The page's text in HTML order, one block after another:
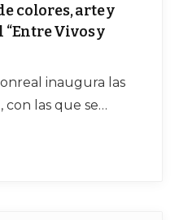
colores, arte y
Vivos y
inaugura las
con las que se